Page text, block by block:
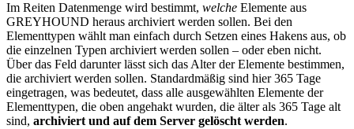
Im Reiten Datenmenge wird bestimmt, welche Elemente aus
GREYHOUND heraus archiviert werden sollen. Bei den
Elementtypen wählt man einfach durch Setzen eines Hakens aus, ob
die einzelnen Typen archiviert werden sollen – oder eben nicht.
Über das Feld darunter lässt sich das Alter der Elemente bestimmen,
die archiviert werden sollen. Standardmäßig sind hier 365 Tage
eingetragen, was bedeutet, dass alle ausgewählten Elemente der
Elementtypen, die oben angehakt wurden, die älter als 365 Tage alt
sind, archiviert und auf dem Server gelöscht werden.